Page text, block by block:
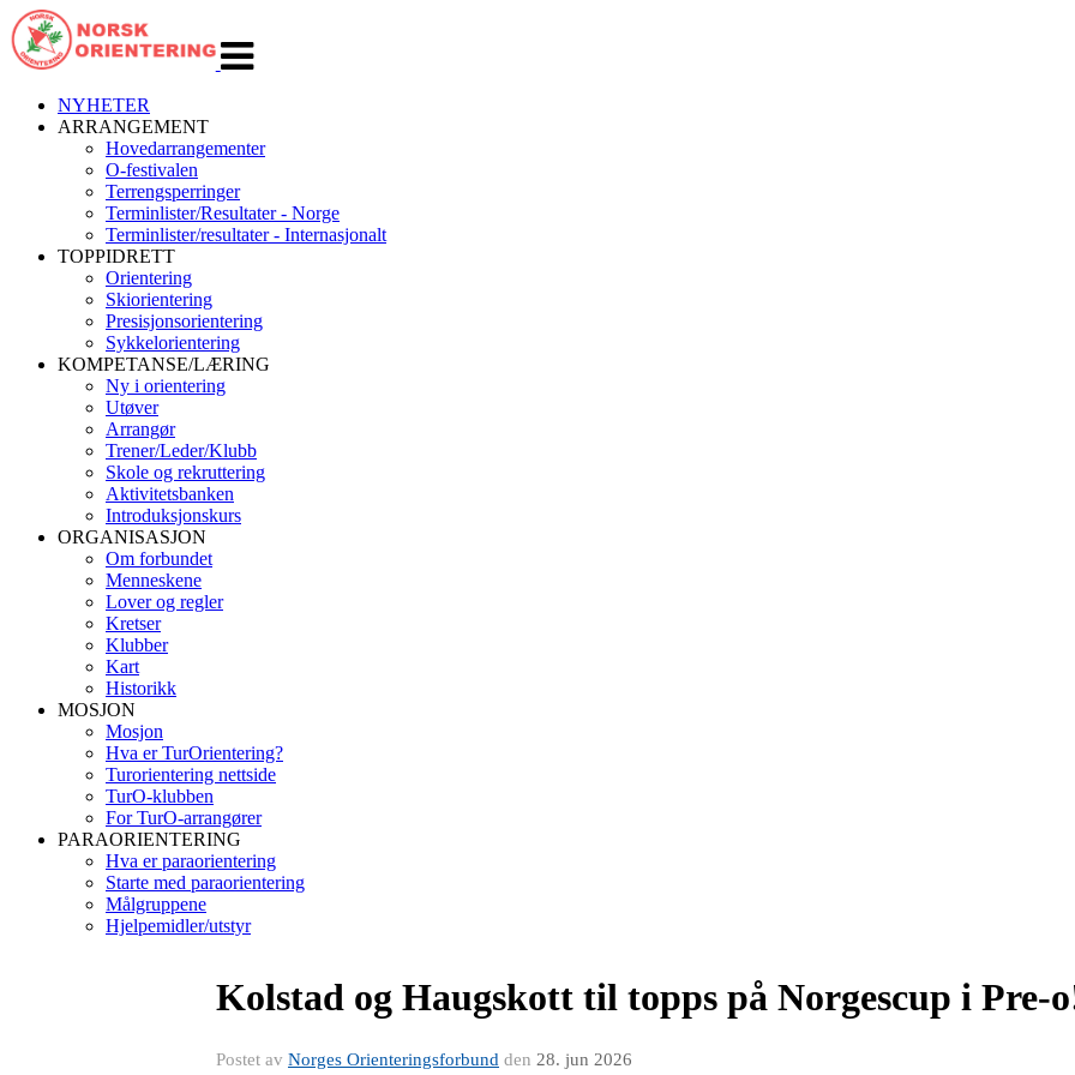
navigasjon
NYHETER
ARRANGEMENT
Hovedarrangementer
O-festivalen
Terrengsperringer
Terminlister/Resultater - Norge
Terminlister/resultater - Internasjonalt
TOPPIDRETT
Orientering
Skiorientering
Presisjonsorientering
Sykkelorientering
KOMPETANSE/LÆRING
Ny i orientering
Utøver
Arrangør
Trener/Leder/Klubb
Skole og rekruttering
Aktivitetsbanken
Introduksjonskurs
ORGANISASJON
Om forbundet
Menneskene
Lover og regler
Kretser
Klubber
Kart
Historikk
MOSJON
Mosjon
Hva er TurOrientering?
Turorientering nettside
TurO-klubben
For TurO-arrangører
PARAORIENTERING
Hva er paraorientering
Starte med paraorientering
Målgruppene
Hjelpemidler/utstyr
Kolstad og Haugskott til topps på Norgescup i Pre-
Postet av Norges Orienteringsforbund den 28. jun 2026